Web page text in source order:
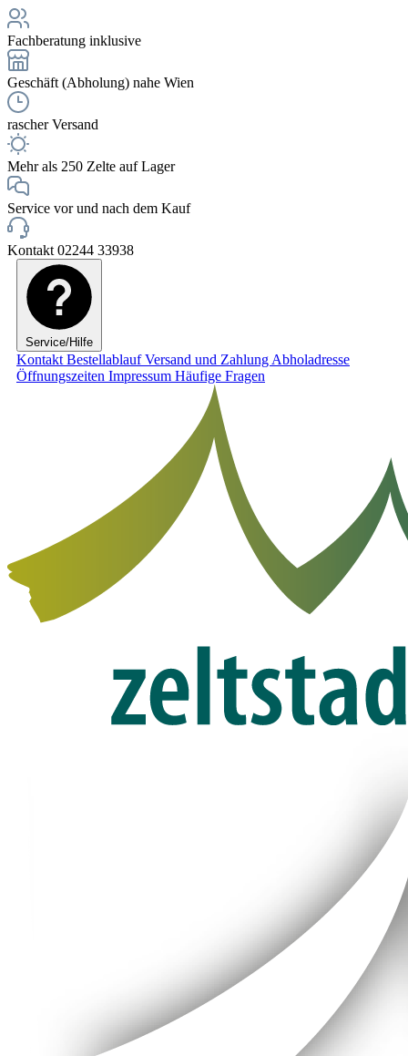
Fachberatung inklusive
Geschäft (Abholung) nahe Wien
rascher Versand
Mehr als 250 Zelte auf Lager
Service vor und nach dem Kauf
Kontakt 02244 33938
Service/Hilfe
Kontakt BestellablaufVersand und Zahlung Abholadresse
Öffnungszeiten Impressum Häufige Fragen